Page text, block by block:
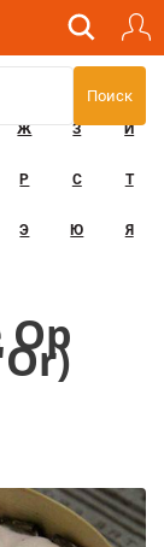
Ж З И
Р С Т
Э Ю Я
Ор